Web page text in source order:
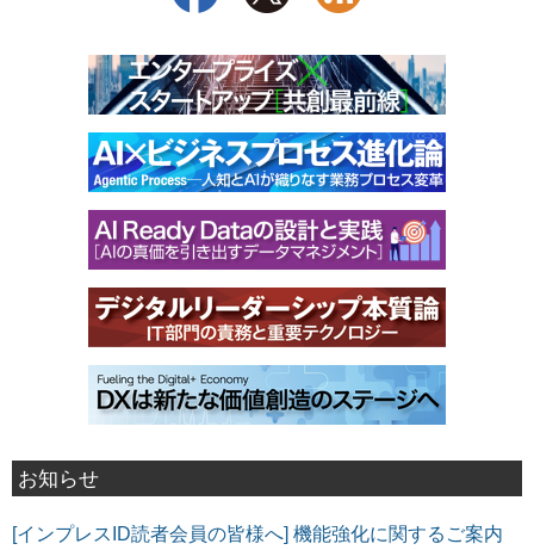
お知らせ
[インプレスID読者会員の皆様へ] 機能強化に関するご案内